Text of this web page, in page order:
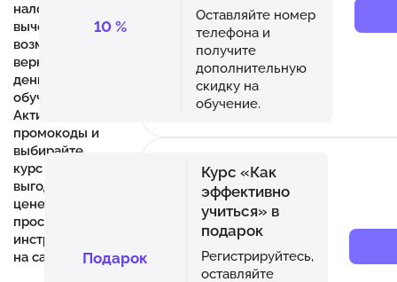
налоговый
вычет в 13% и
возможность
вернуть
деньги за
обучение.
Активируйте
промокоды и
выбирайте
курс по
выгодной
цене, следуя
простым
инструкциям
на сайте.
10 %
Оставляйте номер
телефона и
получите
дополнительную
скидку на
обучение.
Подарок
Курс «Как
эффективно
учиться» в
подарок
Регистрируйтесь,
оставляйте